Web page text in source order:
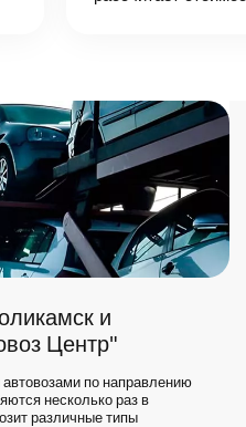
и
Центр"
автовозами по направлению
несколько раз в
различные типы